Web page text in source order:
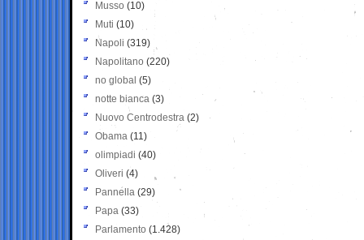
Musso (10)
Muti (10)
Napoli (319)
Napolitano (220)
no global (5)
notte bianca (3)
Nuovo Centrodestra (2)
Obama (11)
olimpiadi (40)
Oliveri (4)
Pannella (29)
Papa (33)
Parlamento (1.428)